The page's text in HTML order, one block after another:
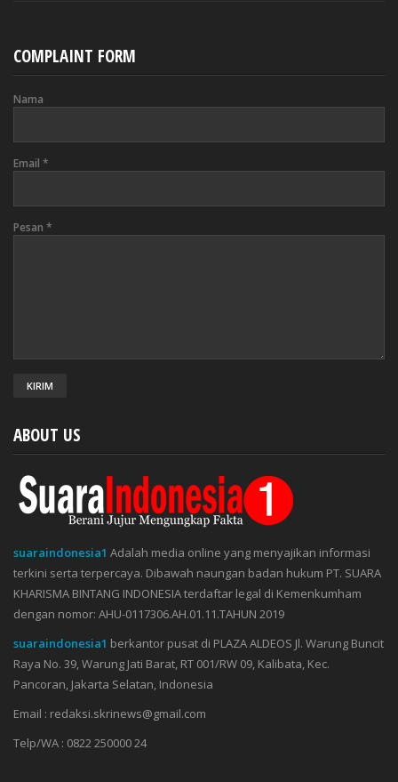
COMPLAINT FORM
Nama
Email *
Pesan *
ABOUT US
suaraindonesia1 Adalah media online yang menyajikan informasi
terkini serta terpercaya. Dibawah naungan badan hukum PT. SUARA
KHARISMA BINTANG INDONESIA terdaftar legal di Kemenkumham
dengan nomor: AHU-0117306.AH.01.11.TAHUN 2019
suaraindonesia1 berkantor pusat di PLAZA ALDEOS Jl. Warung Buncit
Raya No. 39, Warung Jati Barat, RT 001/RW 09, Kalibata, Kec.
Pancoran, Jakarta Selatan, Indonesia
Email : redaksi.skrinews@gmail.com
Telp/WA : 0822 250000 24